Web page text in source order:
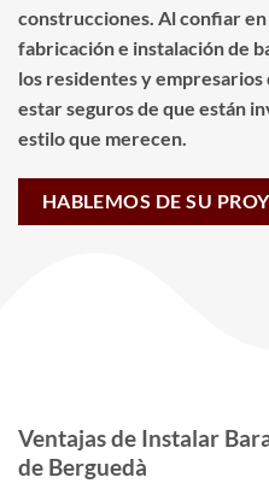
construcciones. Al confiar
fabricación e instalación de
los residentes y
estar seguros de que están
estilo que merecen.
HABLEMOS DE SU
Ventajas de Instalar
de Berguedà